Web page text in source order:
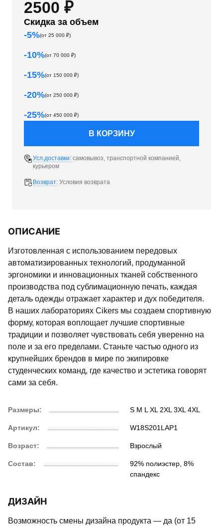
2500 ₽
Скидка за объем
-5%(от 25 000 ₽)
-10%(от 70 000 ₽)
-15%(от 150 000 ₽)
-20%(от 250 000 ₽)
-25%(от 450 000 ₽)
В КОРЗИНУ
Усл.доставки: самовывоз, транспортной компанией,
курьером
Возврат: Условия возврата
ОПИСАНИЕ
Изготовленная с использованием передовых
автоматизированных технологий, продуманной
эргономики и инновационных тканей собственного
производства под сублимационную печать, каждая
деталь одежды отражает характер и дух победителя.
В наших лабораториях Cikers мы создаем спортивную
форму, которая воплощает лучшие спортивные
традиции и позволяет чувствовать себя уверенно на
поле и за его пределами. Станьте частью одного из
крупнейших брендов в мире по экипировке
студенческих команд, где качество и эстетика говорят
сами за себя.
Размеры: SM LXL2XL3XL4XL
Артикул: W18S201LAP1
Возраст: Взрослый
Состав:
92% полиэстер, 8%
спандекс
ДИЗАЙН
Возможность смены дизайна продукта — да (от 15